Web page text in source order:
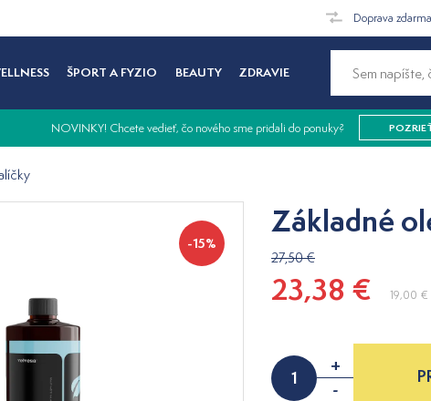
Doprava
ŠPORT A FYZIO BEAUTY ZDRAVIE
NOVINKY! Chcete vedieť, čo nového sme pridali do ponuky?
-15%
Základné
27,50 €
23,38 € 19,00 €
+
-